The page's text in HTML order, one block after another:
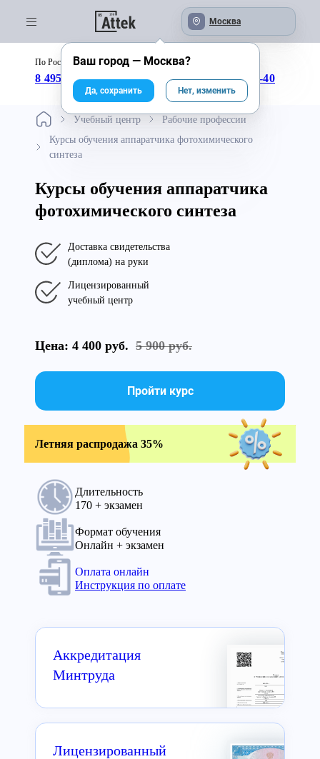
Москва
По России бесплатно:
8 495 246-04-43 8 800 333-25-40
Учебный центр
Рабочие профессии
Курсы обучения аппаратчика фотохимического
синтеза
Курсы обучения аппаратчика
фотохимического синтеза
Доставка свидетельства
(диплома) на руки
Лицензированный
учебный центр
Цена: 4 400 руб. 5 900 руб.
Пройти курс
Летняя распродажа 35%
Длительность
170 + экзамен
Формат обучения
Онлайн + экзамен
Оплата онлайн
Инструкция по оплате
Аккредитация
Минтруда
Лицензированный
Ваш город — Москва?
Да, сохранить Нет, изменить